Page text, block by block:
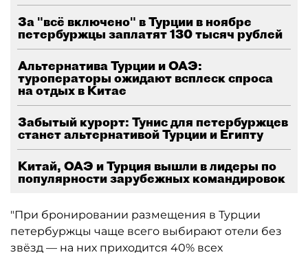
За "всё включено" в Турции в ноябре
петербуржцы заплатят 130 тысяч рублей
Альтернатива Турции и ОАЭ:
туроператоры ожидают всплеск спроса
на отдых в Китае
Забытый курорт: Тунис для петербуржцев
станет альтернативой Турции и Египту
Китай, ОАЭ и Турция вышли в лидеры по
популярности зарубежных командировок
"При бронировании размещения в Турции
петербуржцы чаще всего выбирают отели без
звёзд — на них приходится 40% всех